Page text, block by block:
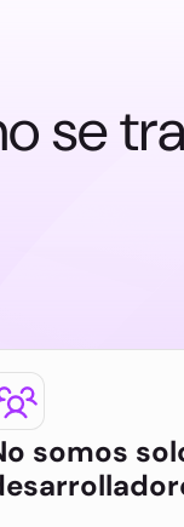
se
somos